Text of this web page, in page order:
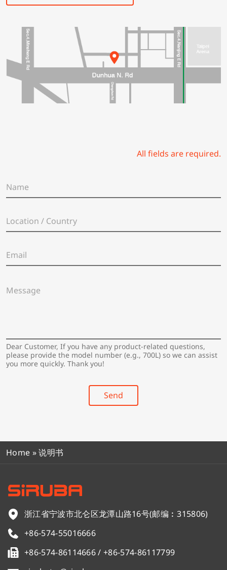
DL7500S 说明书 & 零件图
DL7500SX 说明书 & 零件图
DT8200 / T8200 说明书 & 零件图
DL8100-NM1 说明书
HDS-0303系列 说明书
CM006S 说明书 & 零件图
DL3880 说明书 & 零件图
All fields are required.
a
m
*o
c
t
i
/
t
r
y
*
m
a
l
*
e
e
*
Dear Customer, If you have any product-related questions,
please provide the model number (e.g., 700L) so we can assist
you more quickly. Thank you!
Send
Home »说明书
浙江省宁波市北仑区龙潭山路16号(邮编︰315806)
+86-574-55016666
+86-574-86114666 / +86-574-86117799